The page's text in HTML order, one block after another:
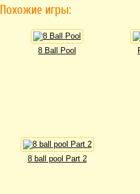
Похожие игры:
8 Ball Pool
8 ball pool Part 2